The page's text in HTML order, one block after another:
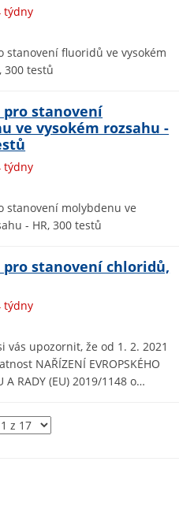
týdny
stanovení fluoridů ve vysokém
300 testů
pro stanovení
ve vysokém rozsahu -
týdny
stanovení molybdenu ve
- HR, 300 testů
pro stanovení chloridů,
týdny
vás upozornit, že od 1. 2. 2021
NAŘÍZENÍ EVROPSKÉHO
A RADY (EU) 2019/1148 o…